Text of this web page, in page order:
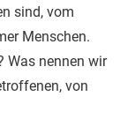
sind, vom
Menschen.
Was nennen wir
von